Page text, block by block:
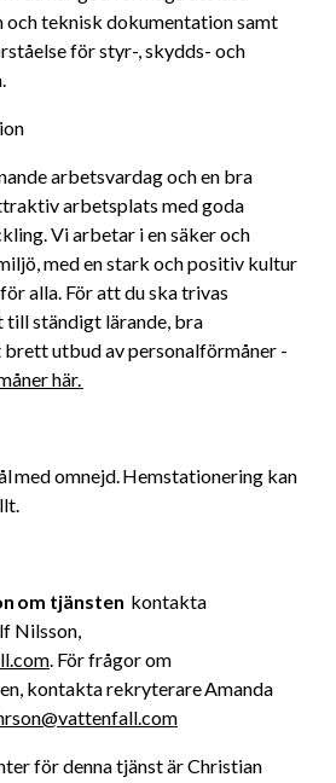
och teknisk dokumentation samt
för styr-, skydds- och
arbetsvardag och en bra
arbetsplats med goda
Vi arbetar i en säker och
med en stark och positiv kultur
alla. För att du ska trivas
ständigt lärande, bra
utbud av personalförmåner -
här.
med omnejd. Hemstationering kan
om tjänsten kontakta
. För frågor om
kontakta rekryterare Amanda
för denna tjänst är Christian